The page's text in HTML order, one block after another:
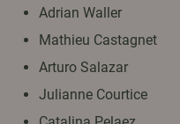
Adrian Waller
Mathieu Castagnet
Arturo Salazar
Julianne Courtice